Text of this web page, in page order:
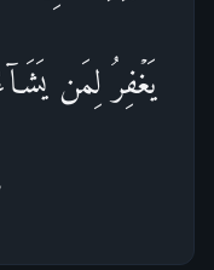
یَغۡفِرُ لِمَن